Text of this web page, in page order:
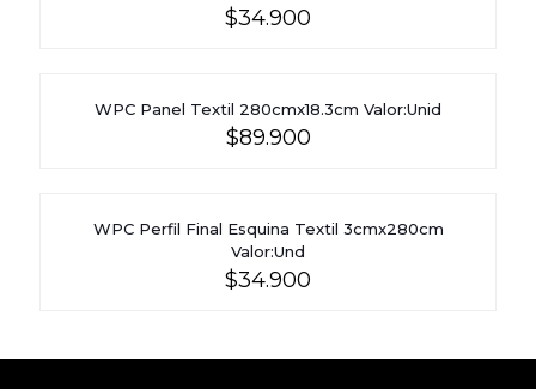
$34.900
WPC Panel Textil 280cmx18.3cm Valor:Unid
$89.900
WPC Perfil Final Esquina Textil 3cmx280cm
Valor:Und
$34.900